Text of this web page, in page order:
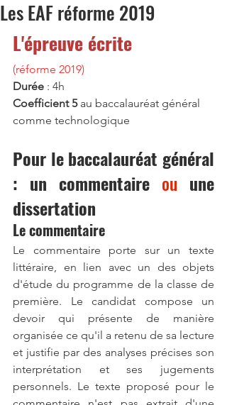
Les EAF réforme 2019
L'épreuve écrite
(réforme 2019)
Durée : 4h
Coefficient 5 au baccalauréat général
comme technologique
Pour le baccalauréat général
: un commentaire ou une
dissertation
Le commentaire
Le commentaire porte sur un texte
littéraire, en lien avec un des objets
d'étude du programme de la classe de
première. Le candidat compose un
devoir qui présente de manière
organisée ce qu'il a retenu de sa lecture
et justifie par des analyses précises son
interprétation et ses jugements
personnels. Le texte proposé pour le